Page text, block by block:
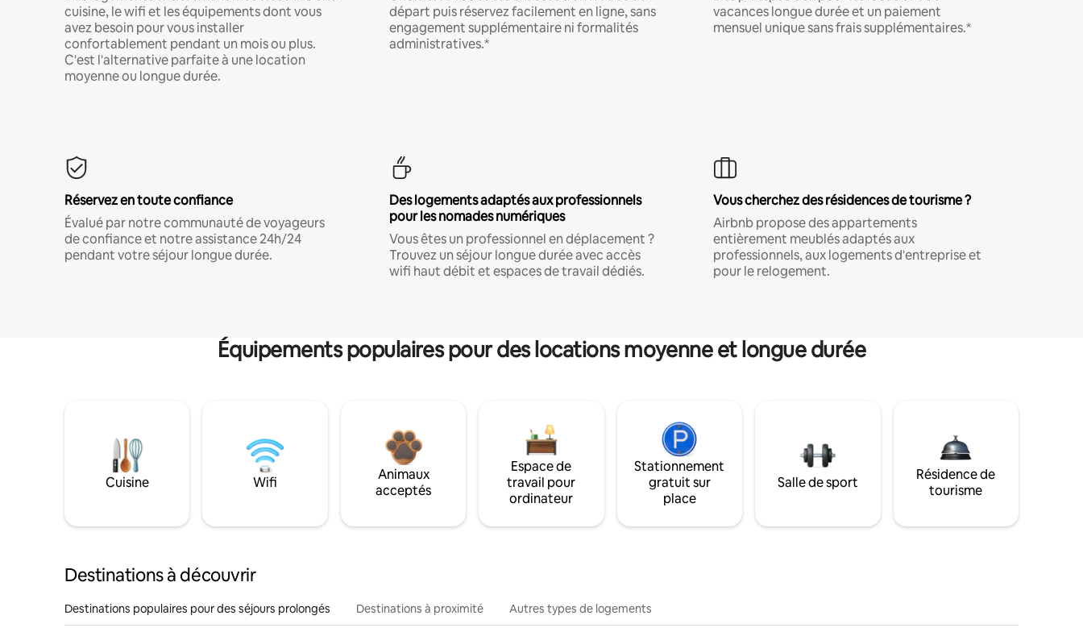
cuisine, le wifi et les équipements dont vous
avez besoin pour vous installer
confortablement pendant un mois ou plus.
C'est l'alternative parfaite à une location
moyenne ou longue durée.
départ puis réservez facilement en ligne, sans
engagement supplémentaire ni formalités
administratives.*
vacances longue durée et un paiement
mensuel unique sans frais supplémentaires.*
Réservez en toute confiance
Évalué par notre communauté de voyageurs
de confiance et notre assistance 24h/24
pendant votre séjour longue durée.
Des logements adaptés aux professionnels
pour les nomades numériques
Vous êtes un professionnel en déplacement ?
Trouvez un séjour longue durée avec accès
wifi haut débit et espaces de travail dédiés.
Vous cherchez des résidences de tourisme ?
Airbnb propose des appartements
entièrement meublés adaptés aux
professionnels, aux logements d'entreprise et
pour le relogement.
Équipements populaires pour des locations moyenne et longue durée
Cuisine Wifi
Animaux
acceptés
Espace de
travail pour
ordinateur
Stationnement
gratuit sur
place
Salle de sport
Résidence de
tourisme
Destinations à découvrir
Destinations populaires pour des séjours prolongés Destinations à proximité Autres types de logements